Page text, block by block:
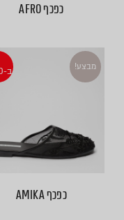
כפכף AFRO
ב-₪150
מבצע!
כפכף AMIKA